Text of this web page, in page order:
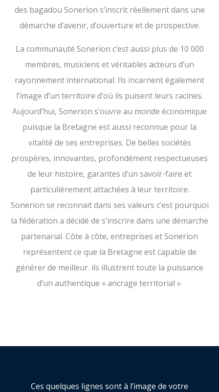
des bagadou Sonerion s’inscrit réellement dans une
démarche d’avenir, d’ouverture et de prospective.
La communauté Sonerion c’est aussi plus de 10 000
membres, musiciens et véritables acteurs d’un
rayonnement international. Ils incarnent également
l’image d’un territoire d’où ils puisent leurs racines.
Aujourd’hui, Sonerion s’ouvre au monde économique
puisque la Bretagne est aussi reconnue pour la
vitalité de ses entreprises. De belles sociétés
prospères, innovantes, profondément respectueuses
de leur histoire, garantes d’un savoir-faire et
particulièrement attachées à leur territoire.
Sonerion se reconnait dans ses valeurs c’est pourquoi
la fédération a décidé de s’inscrire dans une démarche
partenarial. Côte à côte, entreprises et Sonerion
représentent ce que la Bretagne est capable de
générer de meilleur. ils illustrent toute la puissance
d’un authentique « ancrage territorial ».
Ces quelques lignes sont à l’image de votre